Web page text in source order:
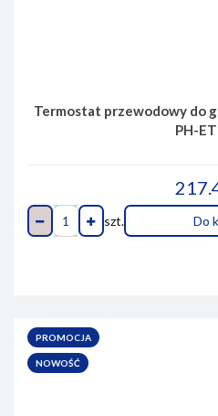
Termostat przewodowy do
PH-
szt. Do
PROMOCJA
NOWOŚĆ